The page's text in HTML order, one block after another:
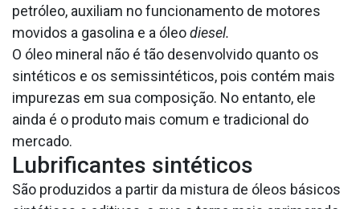
petróleo, auxiliam no funcionamento de motores
movidos a gasolina e a óleodiesel.
O óleo mineral não é tão desenvolvido quanto os
sintéticos e os semissintéticos, pois contém mais
impurezas em sua composição. No entanto, ele
ainda é o produto mais comum e tradicional do
mercado.
Lubrificantes sintéticos
São produzidos a partir da mistura de óleos básicos